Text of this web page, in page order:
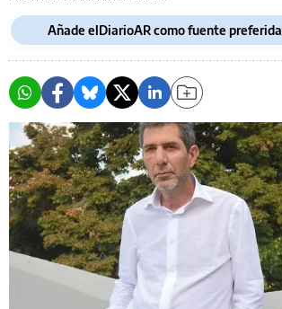
Añade elDiarioAR como fuente preferida